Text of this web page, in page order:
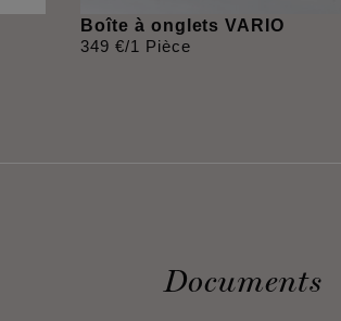
Boîte à onglets VARIO
349 €/1 Pièce
Documents